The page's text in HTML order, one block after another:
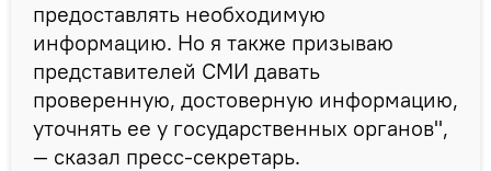
предоставлять необходимую
информацию. Но я также призываю
представителей СМИ давать
проверенную, достоверную информацию,
уточнять ее у государственных органов",
— сказал пресс-секретарь.